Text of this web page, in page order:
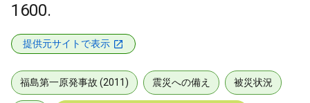
1600.
提供元サイトで表示
福島第一原発事故 (2011) 震災への備え 被災状況